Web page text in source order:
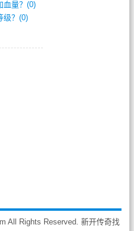
血量？(0)
级？(0)
All Rights Reserved. 新开传奇找